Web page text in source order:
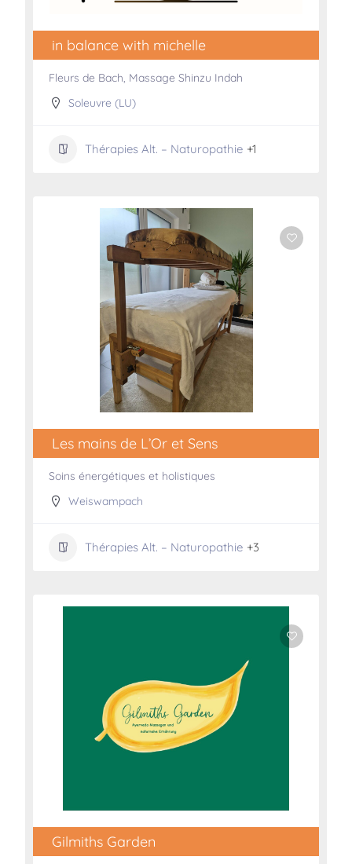
in balance with michelle
Fleurs de Bach, Massage Shinzu Indah
Soleuvre (LU)
Thérapies Alt. – Naturopathie +1
Les mains de L’Or et Sens
Soins énergétiques et holistiques
Weiswampach
Thérapies Alt. – Naturopathie +3
Gilmiths Garden